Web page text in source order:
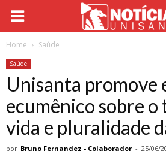
Home Saúde
Saúde
Unisanta promove
ecumênico sobre o
vida e pluralidade
por Bruno Fernandez - Colaborador - 25/06/